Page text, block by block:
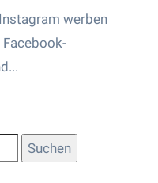
werben
Facebook-